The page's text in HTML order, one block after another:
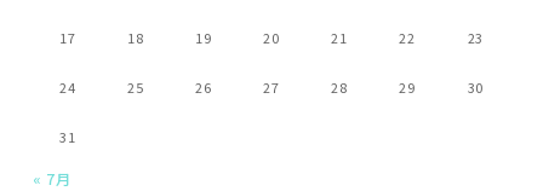
17 18 19 20 21 22 23
24 25 26 27 28 29 30
31
« 7月